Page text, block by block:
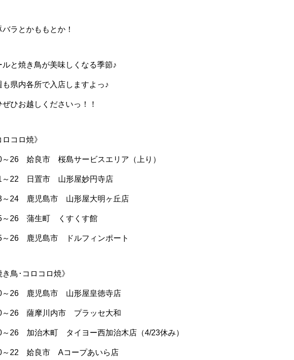
ルと焼き鳥が美味しくなる季節♪
も県内各所で入店しますよっ♪
ぜひお越しくださいっ！！
ロコロ焼》
～26 姶良市 桜島サービスエリア（上り）
～22 日置市 山形屋妙円寺店
～24 鹿児島市 山形屋大明ヶ丘店
～26 蒲生町 くすくす館
～26 鹿児島市 ドルフィンポート
き鳥･コロコロ焼》
～26 鹿児島市 山形屋皇徳寺店
～26 薩摩川内市 プラッセ大和
～26 加治木町 タイヨー西加治木店（4/23休み）
～22 姶良市 Aコープあいら店